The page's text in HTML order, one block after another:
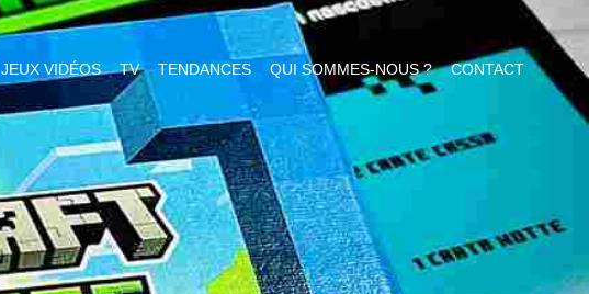
JEUX VIDÉOS TV TENDANCES QUI SOMMES-NOUS ? CONTACT